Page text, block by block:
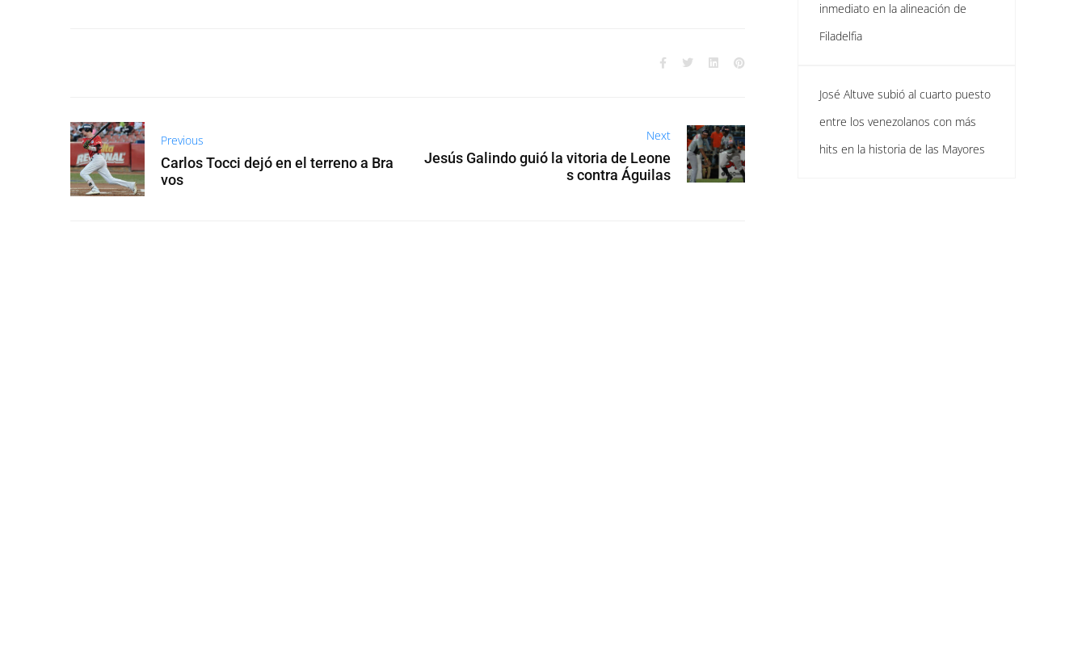
Previous
Carlos Tocci dejó en el terreno a Bra
vos
Next
Jesús Galindo guió la vitoria de Leone
s contra Águilas
inmediato en la alineación de
Filadelfia
José Altuve subió al cuarto puesto
entre los venezolanos con más
hits en la historia de las Mayores